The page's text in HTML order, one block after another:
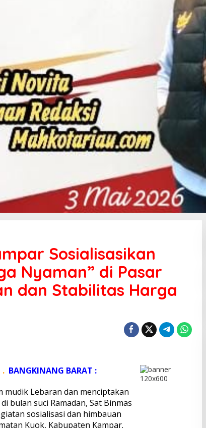
Sosialisasikan
Nyaman” di Pasar
dan Stabilitas Harga
. BANGKINANG BARAT :
mudik Lebaran dan menciptakan
bulan suci Ramadan, Sat Binmas
sosialisasi dan himbauan
Kuok, Kabupaten Kampar.